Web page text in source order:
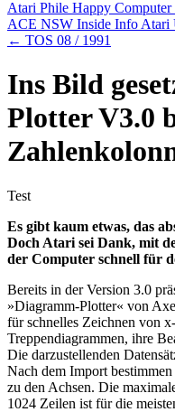
Atari Phile Happy Computer
ACE NSW Inside Info Atari
← TOS 08 / 1991
Ins Bild
Plotter V3.0
Test
Es gibt kaum etwas, das
Doch Atari sei Dank, mit
der Computer schnell für
Bereits in der Version 3.0
»Diagramm-Plotter« von
für schnelles Zeichnen von
Treppendiagrammen, ihre
Die darzustellenden
Nach dem Import
zu den Achsen. Die
1024 Zeilen ist für die